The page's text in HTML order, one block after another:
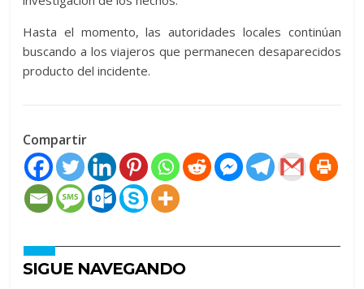
Hasta el momento, las autoridades locales continúan
buscando a los viajeros que permanecen desaparecidos
producto del incidente.
Compartir
SIGUE NAVEGANDO